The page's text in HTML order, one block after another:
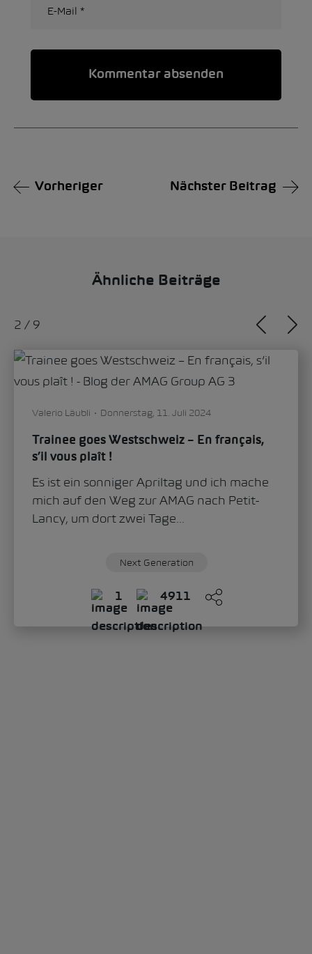
Vorheriger Nächster Beitrag
Ähnliche Beiträge
2 / 9
Valerio Läubli Donnerstag, 11. Juli 2024
Trainee goes Westschweiz – En français,
s’il vous plaît !
Es ist ein sonniger Apriltag und ich mache
mich auf den Weg zur AMAG nach Petit-
Lancy, um dort zwei Tage...
Next Generation
1 4911